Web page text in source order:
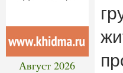
Август 2026